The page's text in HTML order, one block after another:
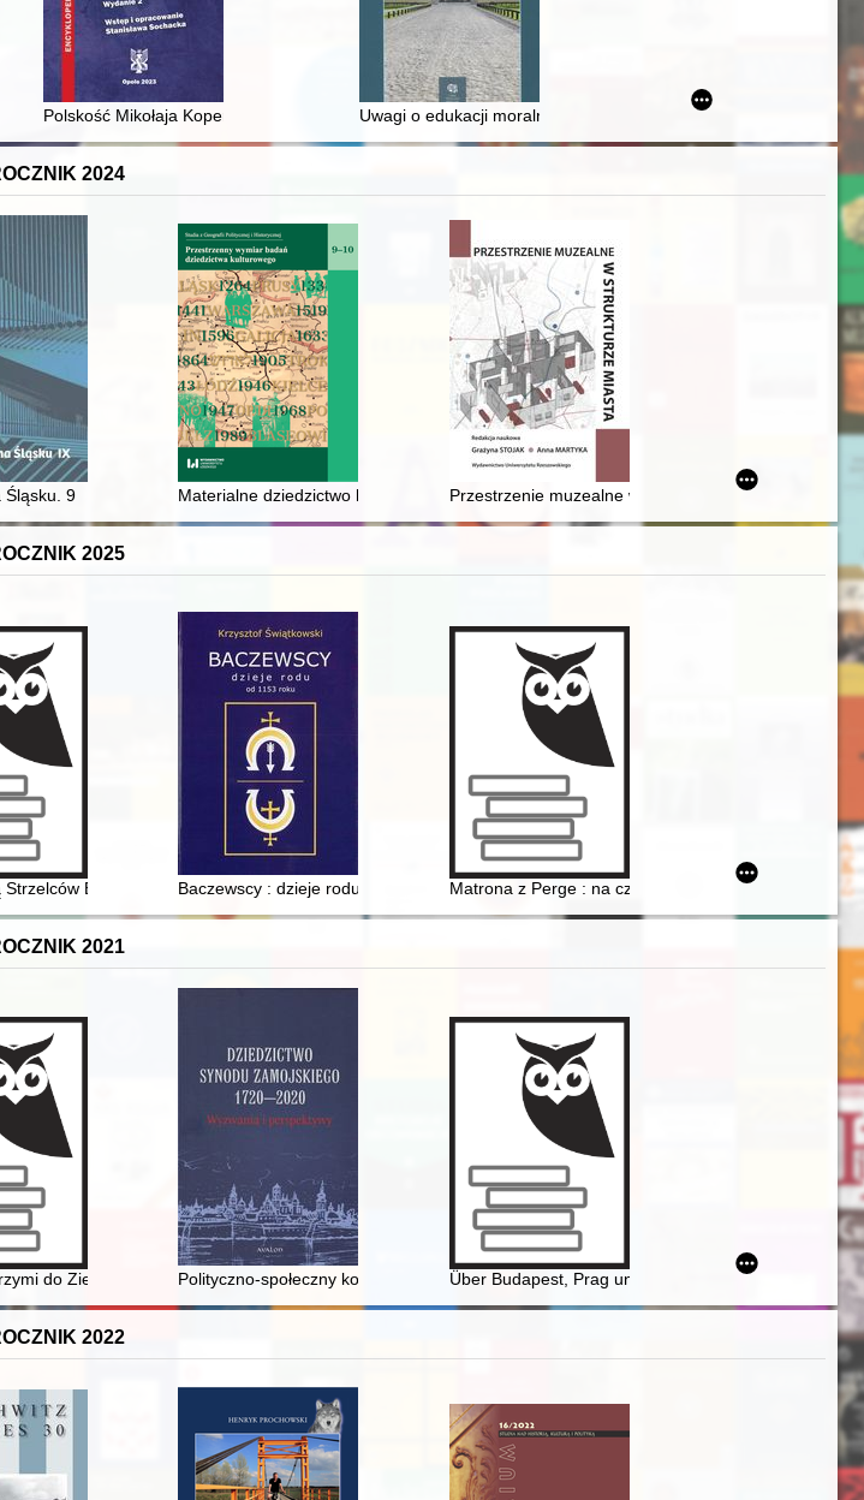
w 2. poł. XIX w
od średniowiecza do dziś
Polskość Mikołaja Kopernika z rodu ŚlązakaUwagi o edukacji moralnej synów szlacheckich w XVI-wiecznej
2024
"Gdańsk '45. Propaganda. Opanowanie Pomorza Gdańskiego przez Armię Czerwoną"
Śląsku. 9 Materialne dziedzictwo kultury pasterskiej Beskidów Zachodnich : stan identyfikacji i
Przestrzenie muzealne w strukturze miasta
2025
Jana Pawła II w Rokietnicy 1875-2025
zeznaniach polskich świadków
Strzelców Bytomskich w OpoluBaczewscy : dzieje rodu od 1153 rokuMatrona z Perge : na czele podwójnego klasztoru w
2021
1912)
o stanie diecezji warmińskiej z 20 lutego 1616 r. = The account of Bishop Szymon Rudnicki to Rome about
do Ziemi Świętej w czasach staropolskich
Polityczno-społeczny kontekst badań Synodu ZamojskiegoÜber Budapest, Prag und Warschau in den Westen :
2022